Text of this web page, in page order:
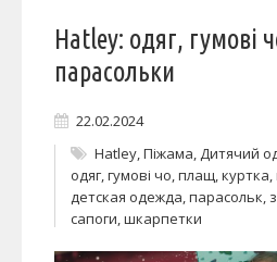
Hatley: одяг, гумові
парасольки
22.02.2024
Hatley,Піжама,Дитячий
одяг,гумові чо,плащ,куртка,
детская одежда,парасольк,
сапоги,шкарпетки